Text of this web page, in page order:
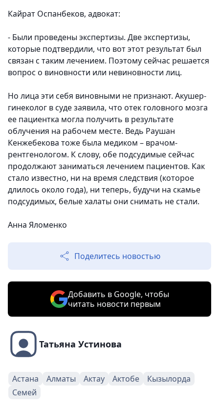
Кайрат Оспанбеков, адвокат:
- Были проведены экспертизы. Две экспертизы,
которые подтвердили, что вот этот результат был
связан с таким лечением. Поэтому сейчас решается
вопрос о виновности или невиновности лиц.
Но лица эти себя виновными не признают. Акушер-
гинеколог в суде заявила, что отек головного мозга
ее пациентка могла получить в результате
облучения на рабочем месте. Ведь Раушан
Кенжебекова тоже была медиком – врачом-
рентгенологом. К слову, обе подсудимые сейчас
продолжают заниматься лечением пациентов. Как
стало известно, ни на время следствия (которое
длилось около года), ни теперь, будучи на скамье
подсудимых, белые халаты они снимать не стали.
Анна Яломенко
Поделитесь новостью
Добавить в Google, чтобы
читать новости первым
Татьяна Устинова
Астана Алматы Актау Актобе
Кызылорда
Семей